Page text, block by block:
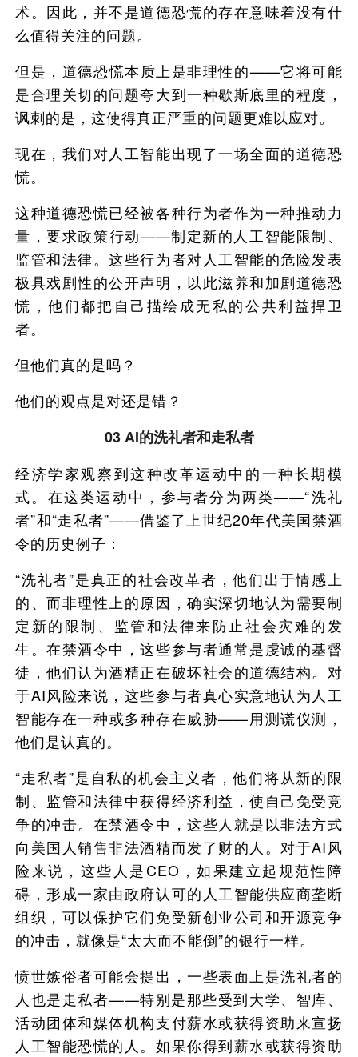
术。因此，并不是道德恐慌的存在意味着没有什
么值得关注的问题。
但是，道德恐慌本质上是非理性的——它将可能
是合理关切的问题夸大到一种歇斯底里的程度，
讽刺的是，这使得真正严重的问题更难以应对。
现在，我们对人工智能出现了一场全面的道德恐
慌。
这种道德恐慌已经被各种行为者作为一种推动力
量，要求政策行动——制定新的人工智能限制、
监管和法律。这些行为者对人工智能的危险发表
极具戏剧性的公开声明，以此滋养和加剧道德恐
慌，他们都把自己描绘成无私的公共利益捍卫
者。
但他们真的是吗？
他们的观点是对还是错？
03 AI的洗礼者和走私者
经济学家观察到这种改革运动中的一种长期模
式。在这类运动中，参与者分为两类——“洗礼
者”和“走私者”——借鉴了上世纪20年代美国禁酒
令的历史例子：
“洗礼者”是真正的社会改革者，他们出于情感上
的、而非理性上的原因，确实深切地认为需要制
定新的限制、监管和法律来防止社会灾难的发
生。在禁酒令中，这些参与者通常是虔诚的基督
徒，他们认为酒精正在破坏社会的道德结构。对
于AI风险来说，这些参与者真心实意地认为人工
智能存在一种或多种存在威胁——用测谎仪测，
他们是认真的。
“走私者”是自私的机会主义者，他们将从新的限
制、监管和法律中获得经济利益，使自己免受竞
争的冲击。在禁酒令中，这些人就是以非法方式
向美国人销售非法酒精而发了财的人。对于AI风
险来说，这些人是CEO，如果建立起规范性障
碍，形成一家由政府认可的人工智能供应商垄断
组织，可以保护它们免受新创业公司和开源竞争
的冲击，就像是“太大而不能倒”的银行一样。
愤世嫉俗者可能会提出，一些表面上是洗礼者的
人也是走私者——特别是那些受到大学、智库、
活动团体和媒体机构支付薪水或获得资助来宣扬
人工智能恐慌的人。如果你得到薪水或获得资助